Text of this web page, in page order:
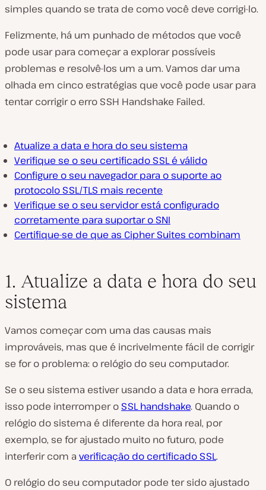
simples quando se trata de como você deve corrigi-lo.
Felizmente, há um punhado de métodos que você
pode usar para começar a explorar possíveis
problemas e resolvê-los um a um. Vamos dar uma
olhada em cinco estratégias que você pode usar para
tentar corrigir o erro SSH Handshake Failed.
Atualize a data e hora do seu sistema
Verifique se o seu certificado SSL é válido
Configure o seu navegador para o suporte ao
protocolo SSL/TLS mais recente
Verifique se o seu servidor está configurado
corretamente para suportar o SNI
Certifique-se de que as Cipher Suites combinam
1. Atualize a data e hora do seu
sistema
Vamos começar com uma das causas mais
improváveis, mas que é incrivelmente fácil de corrigir
se foro problema: o relógio do seu computador.
Se o seu sistema estiver usando a data e hora errada,
isso pode interromper o SSL handshake. Quando o
relógio do sistema é diferente da hora real, por
exemplo, se for ajustado muito no futuro, pode
interferir com a verificação do certificado SSL.
O relógio do seu computador pode ter sido ajustado